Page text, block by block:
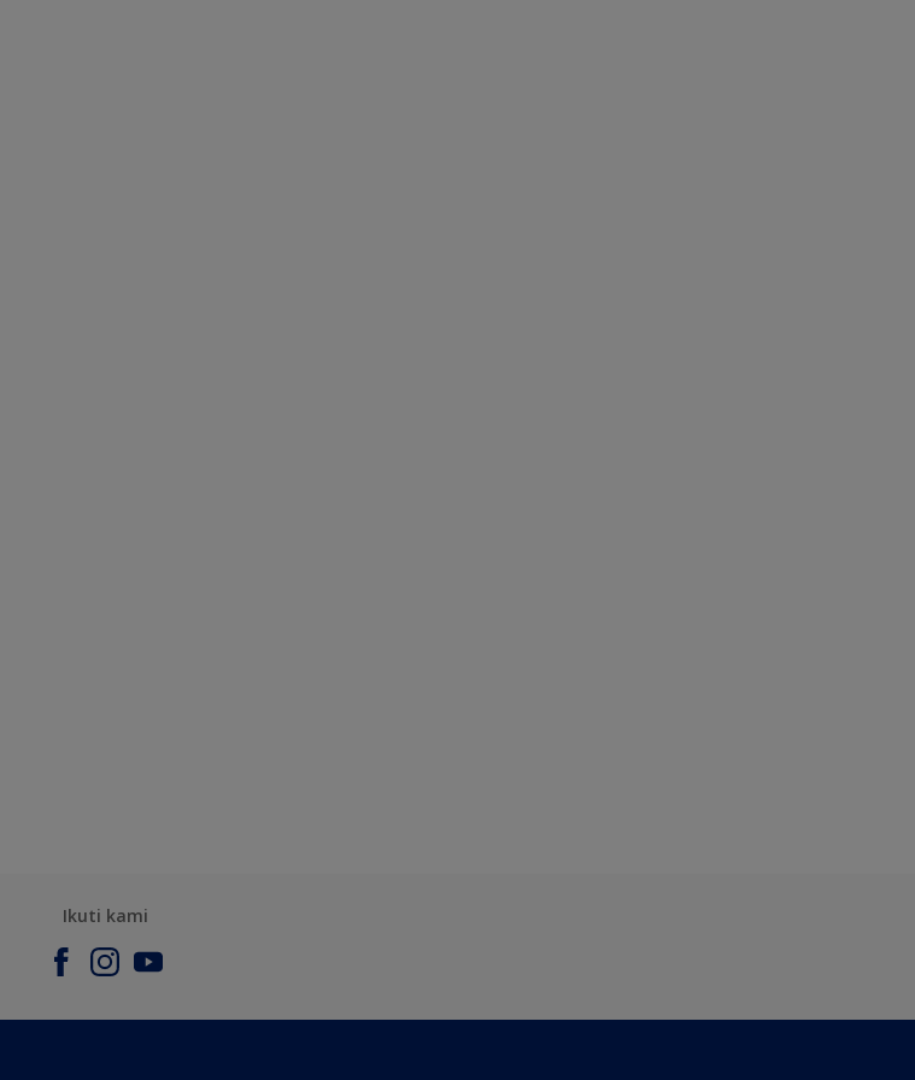
Ikuti kami